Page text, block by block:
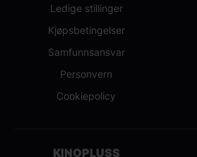
Ledige stillinger
Kjøpsbetingelser
Samfunnsansvar
Personvern
Cookiepolicy
KINOPLUSS